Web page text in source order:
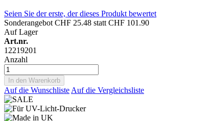
Seien Sie der erste, der dieses Produkt bewertet
Sonderangebot CHF 25.48 statt CHF 101.90
Auf Lager
Art.nr.
12219201
Anzahl
In den Warenkorb
Auf die Wunschliste Auf die Vergleichsliste